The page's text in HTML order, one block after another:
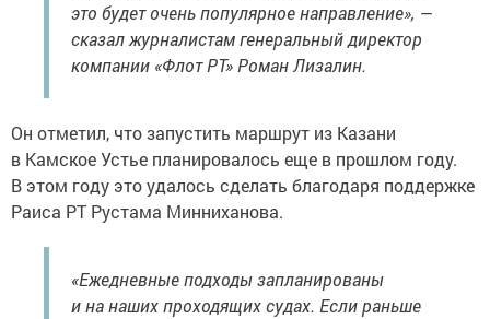
это будет очень популярное направление», —
сказал журналистам генеральный директор
компании «Флот РТ» Роман Лизалин.
Он отметил, что запустить маршрут из Казани
в Камское Устье планировалось еще в прошлом году.
В этом году это удалось сделать благодаря поддержке
Раиса РТ Рустама Минниханова.
«Ежедневные подходы запланированы
и на наших проходящих судах. Если раньше